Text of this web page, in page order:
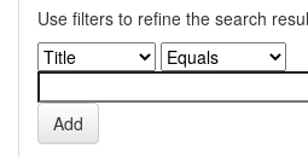
Use filters to refine the search